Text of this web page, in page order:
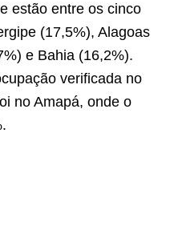
estão entre os cinco
(17,5%), Alagoas
e Bahia (16,2%).
verificada no
no Amapá, onde o